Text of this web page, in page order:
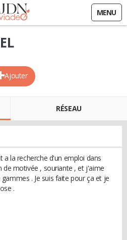
MENU
Ajouter
RÉSEAU
la recherche d'un emploi dans
de motivée , souriante , et j'aime
. Je suis faite pour ça et je
.